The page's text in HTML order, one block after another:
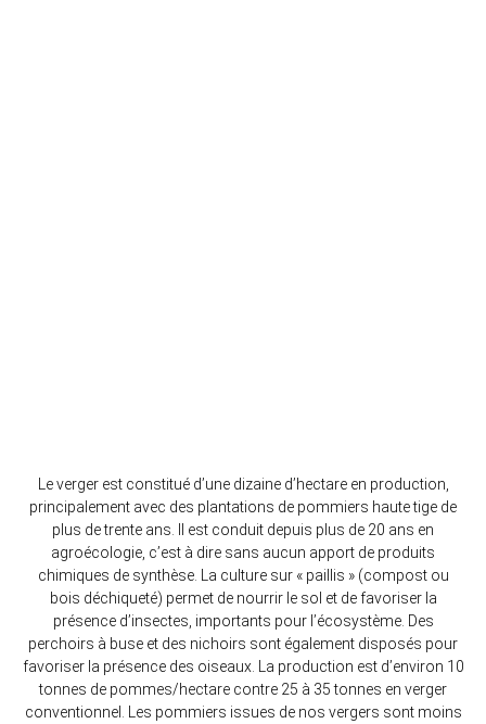
Le verger est constitué d’une dizaine d’hectare en production,
principalement avec des plantations de pommiers haute tige de
plus de trente ans. Il est conduit depuis plus de 20 ans en
agroécologie, c’est à dire sans aucun apport de produits
chimiques de synthèse. La culture sur « paillis » (compost ou
bois déchiqueté) permet de nourrir le sol et de favoriser la
présence d’insectes, importants pour l’écosystème. Des
perchoirs à buse et des nichoirs sont également disposés pour
favoriser la présence des oiseaux. La production est d’environ 10
tonnes de pommes/hectare contre 25 à 35 tonnes en verger
conventionnel. Les pommiers issues de nos vergers sont moins